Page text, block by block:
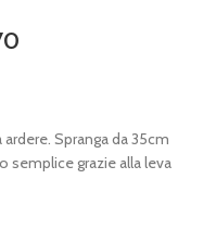
Spranga da 35cm
semplice grazie alla leva